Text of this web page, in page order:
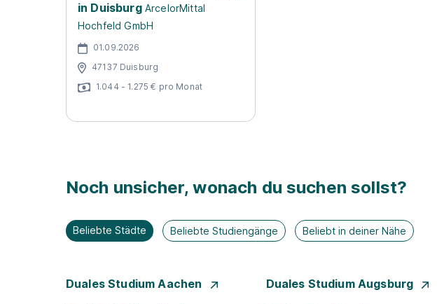
in Duisburg ArcelorMittal
Hochfeld GmbH
01.09.2026
47137 Duisburg
1.044 - 1.275 € pro Monat
Noch unsicher, wonach du suchen sollst?
Beliebte Städte Beliebte Studiengänge Beliebt in deiner Nähe
Duales Studium Aachen Duales Studium Augsburg